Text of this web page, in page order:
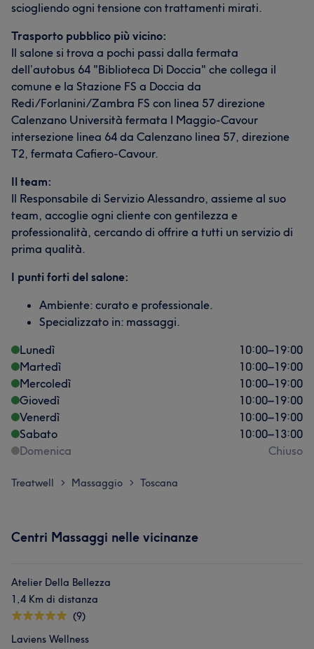
sciogliendo ogni tensione con trattamenti mirati.
Trasporto pubblico più vicino:
Il salone si trova a pochi passi dalla fermata
dell’autobus 64 "Biblioteca Di Doccia" che collega il
comune e la Stazione FS a Doccia da
Redi/Forlanini/Zambra FS con linea 57 direzione
Calenzano Università fermata I Maggio-Cavour
intersezione linea 64 da Calenzano linea 57, direzione
T2, fermata Cafiero-Cavour.
Il team:
Il Responsabile di Servizio Alessandro, assieme al suo
team, accoglie ogni cliente con gentilezza e
professionalità, cercando di offrire a tutti un servizio di
prima qualità.
I punti forti del salone:
Ambiente: curato e professionale.
Specializzato in: massaggi.
Lunedì
10:00–19:00
Martedì
10:00–19:00
Mercoledì
10:00–19:00
Giovedì
10:00–19:00
Venerdì
10:00–19:00
Sabato
10:00–13:00
Domenica
Chiuso
Treatwell > Massaggio > Toscana
Centri Massaggi nelle vicinanze
Atelier Della Bellezza
1,4 Km di distanza
(9)
Laviens Wellness